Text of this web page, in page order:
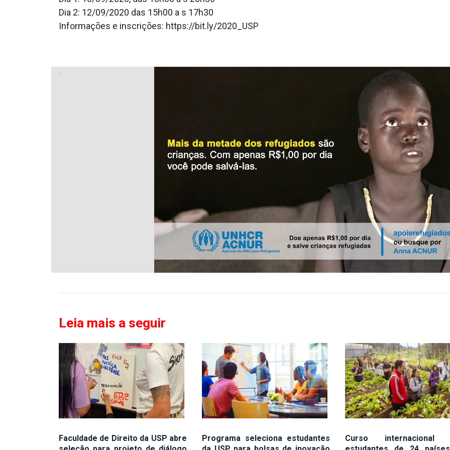
Dia 2: 12/09/2020 das 15h00 a s 17h30
Informações e inscrições: https://bit.ly/2020_USP
Leia mais a seguir
Faculdade de Direito da USP abre
Programa seleciona estudantes
Curso internacional